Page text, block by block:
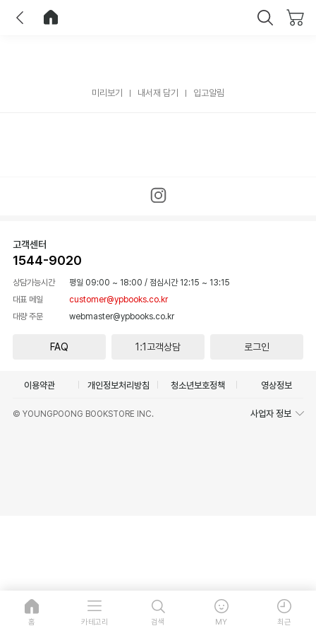
미리보기 내서재 담기 입고알림
고객센터
1544-9020
상담가능시간 평일 09:00 ~ 18:00 / 점심시간 12:15 ~ 13:15
대표 메일
customer@ypbooks.co.kr
대량 주문
webmaster@ypbooks.co.kr
FAQ 1:1고객상담 로그인
이용약관 개인정보처리방침 청소년보호정책 영상정보
© YOUNGPOONG BOOKSTORE INC. 사업자 정보
홈 카테고리 검색 MY 최근